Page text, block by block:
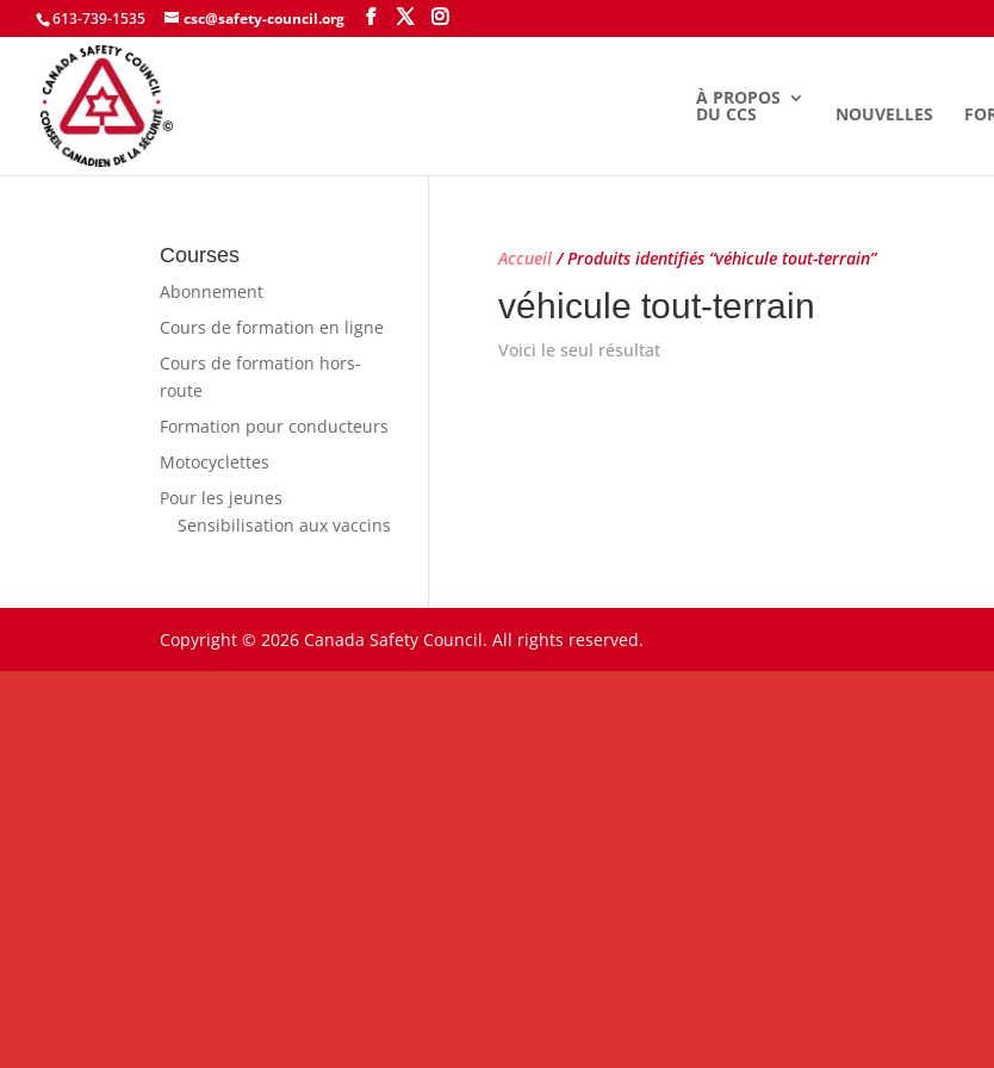
613-739-1535 csc@safety-council.org
À PROPOS
DU CCS NOUVELLES
Accueil/ Produits identifiés “véhicule tout-terrain”
véhicule tout-terrain
Voici le seul résultat
Courses
Abonnement
Cours de formation en ligne
Cours de formation hors-
route
Formation pour conducteurs
Motocyclettes
Pour les jeunes
Sensibilisation aux vaccins
Copyright © 2026 Canada Safety Council. All rights reserved.